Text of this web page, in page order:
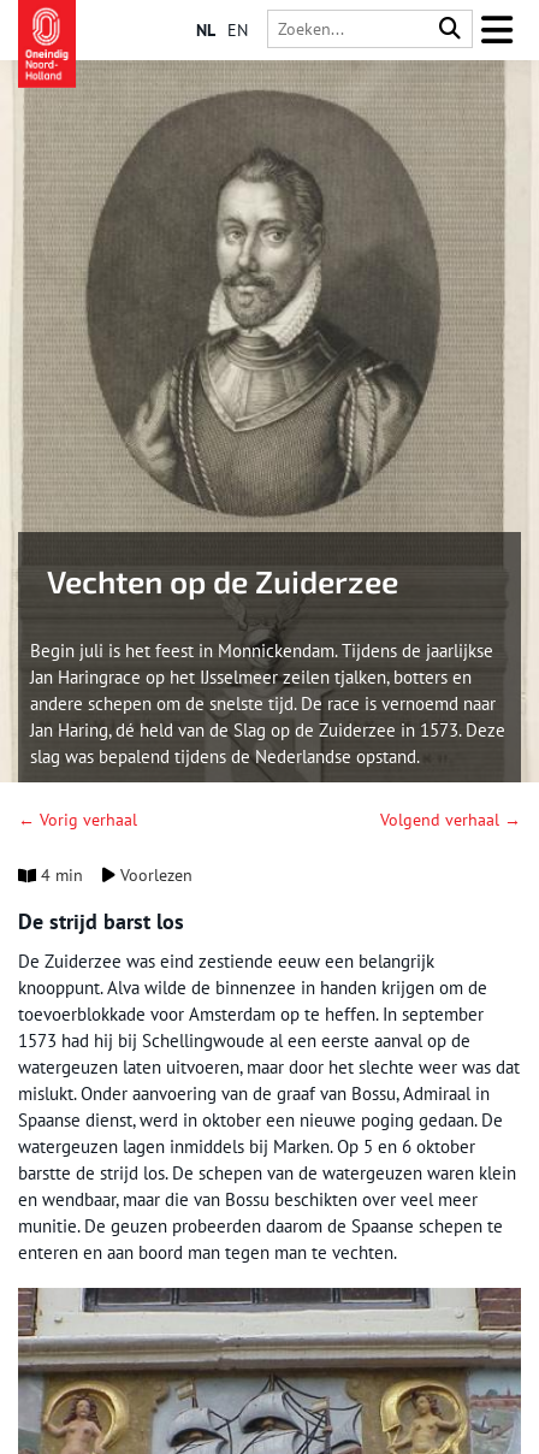
NL EN
Vechten op de Zuiderzee
Begin juli is het feest in Monnickendam. Tijdens de jaarlijkse
Jan Haringrace op het IJsselmeer zeilen tjalken, botters en
andere schepen om de snelste tijd. De race is vernoemd naar
Jan Haring, dé held van de Slag op de Zuiderzee in 1573. Deze
slag was bepalend tijdens de Nederlandse opstand.
← Vorig verhaal Volgend verhaal →
4 min Voorlezen
De strijd barst los
De Zuiderzee was eind zestiende eeuw een belangrijk
knooppunt. Alva wilde de binnenzee in handen krijgen om de
toevoerblokkade voor Amsterdam op te heffen. In september
1573 had hij bij Schellingwoude al een eerste aanval op de
watergeuzen laten uitvoeren, maar door het slechte weer was dat
mislukt. Onder aanvoering van de graaf van Bossu, Admiraal in
Spaanse dienst, werd in oktober een nieuwe poging gedaan. De
watergeuzen lagen inmiddels bij Marken. Op 5 en 6 oktober
barstte de strijd los. De schepen van de watergeuzen waren klein
en wendbaar, maar die van Bossu beschikten over veel meer
munitie. De geuzen probeerden daarom de Spaanse schepen te
enteren en aan boord man tegen man te vechten.